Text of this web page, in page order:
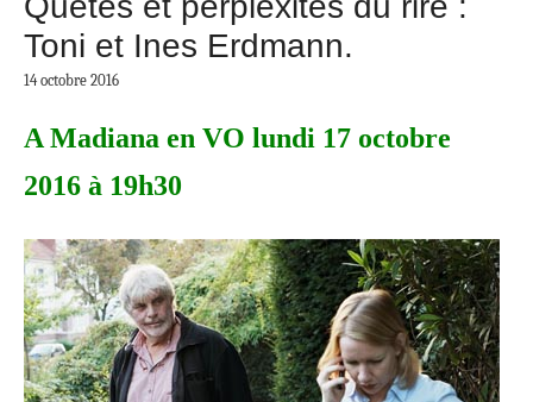
Toni et Ines Erdmann.
14 octobre 2016
A Madiana en VO lundi 17 octobre
2016 à 19h30